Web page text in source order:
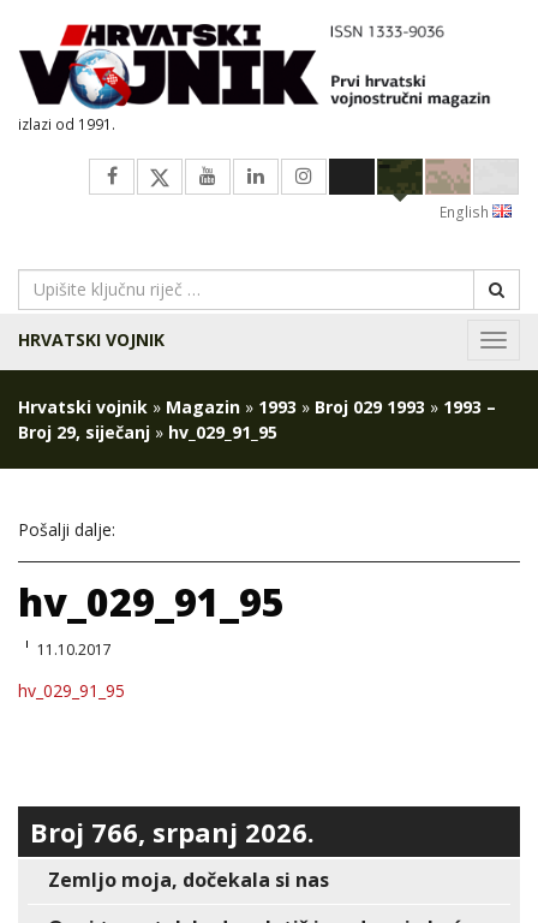
izlazi od 1991.
English
HRVATSKI VOJNIK
Hrvatski vojnik » Magazin » 1993 » Broj 029 1993 » 1993 –
Broj 29, siječanj » hv_029_91_95
Pošalji dalje:
hv_029_91_95
11.10.2017
hv_029_91_95
Broj 766, srpanj 2026.
Zemljo moja, dočekala si nas